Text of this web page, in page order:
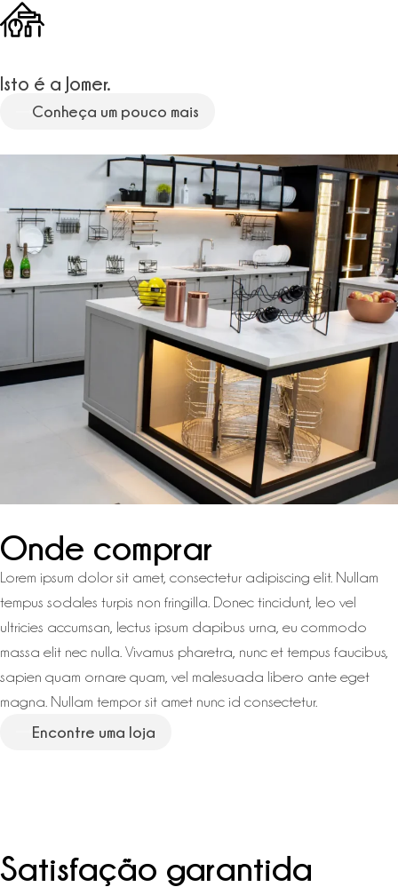
Isto é a Jomer.
Conheça um pouco mais
Onde comprar
Lorem ipsum dolor sit amet, consectetur adipiscing elit. Nullam
tempus sodales turpis non fringilla. Donec tincidunt, leo vel
ultricies accumsan, lectus ipsum dapibus urna, eu commodo
massa elit nec nulla. Vivamus pharetra, nunc et tempus faucibus,
sapien quam ornare quam, vel malesuada libero ante eget
magna. Nullam tempor sit amet nunc id consectetur.
Encontre uma loja
Satisfação garantida